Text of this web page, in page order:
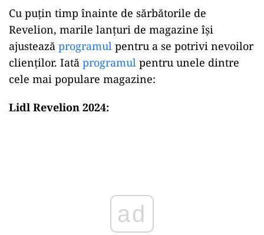
Cu puțin timp înainte de sărbătorile de
Revelion, marile lanțuri de magazine își
ajustează programul pentru a se potrivi nevoilor
clienților. Iată programul pentru unele dintre
cele mai populare magazine:
Lidl Revelion 2024: